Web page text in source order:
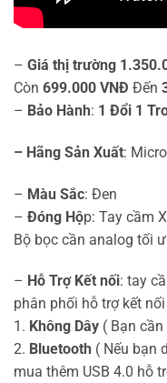
– Giá thị trường
Còn 699.000 VNĐ Đến
– Bảo Hành: 1 Đổi 1
– Hãng Sản Xuất:
– Màu Sắc: Đen
– Đóng Hộp: Tay cầm
Bộ bọc cần analog tối
– Hỗ Trợ Kết nối: tay
phân phối hỗ trợ kết nối
1. Không Dây ( Bạn
2. Bluetooth ( Nếu bạn
mua thêm USB 4.0 hỗ